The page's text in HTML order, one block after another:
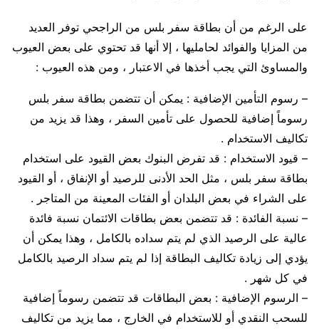
على الرغم من أن بطاقة سفر بلس من الراجحي توفر العديد
من المزايا والفوائد لحامليها ، إلا أنها قد تحتوي على بعض العيوب
والمساوئ التي يجب أخذها في الاعتبار ، ومن هذه العيوب :
– رسوم التأمين الإضافية : يمكن أن تتضمن بطاقة سفر بلس
رسوماً إضافية للحصول على تأمين السفر ، وهذا قد يزيد من
تكاليف الاستخدام .
– قيود الاستخدام : قد تفرض البنوك بعض القيود على استخدام
بطاقة سفر بلس ، مثل الحد الأدنى للرصيد أو الإنفاق ، أو القيود
على الشراء في بعض البلدان أو الفئات المعينة من المتاجر .
– نسبة الفائدة : قد تتضمن بعض بطاقات الائتمان نسبة فائدة
عالية على الرصيد الذي لم يتم سداده بالكامل ، وهذا يمكن أن
يؤدي إلى زيادة تكاليف البطاقة إذا لم يتم سداد الرصيد بالكامل
في كل شهر .
– الرسوم الإضافية : بعض البطاقات قد تتضمن رسوماً إضافية
للسحب النقدي أو للاستخدام في الخارج ، مما يزيد من تكاليف